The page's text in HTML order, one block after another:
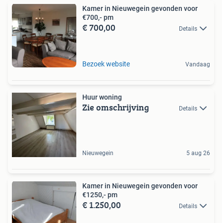
Kamer in Nieuwegein gevonden voor
€700,- pm
€ 700,00 Details
Bezoek website Vandaag
Huur woning
Zie omschrijving Details
Nieuwegein 5 aug 26
Kamer in Nieuwegein gevonden voor
€1250,- pm
€ 1.250,00 Details